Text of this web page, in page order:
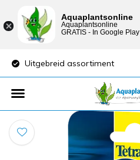
Uitgebreid assortiment
Aquaplantsonline
Aquaplantsonline
GRATIS - In Google Play